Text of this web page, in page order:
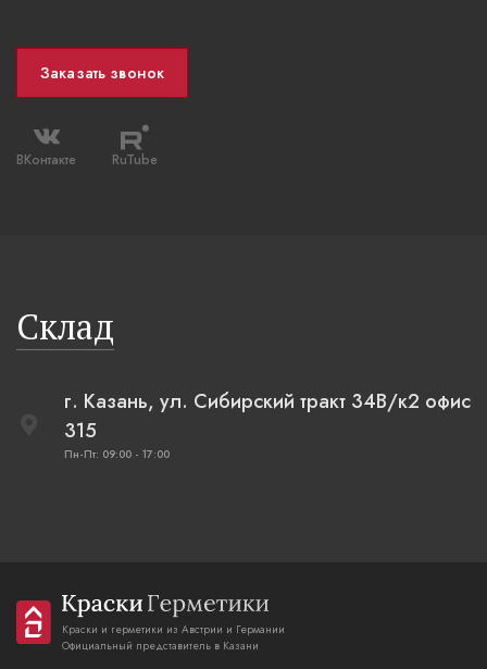
Заказать звонок
ВКонтакте RuTube
Склад
г. Казань, ул. Сибирский тракт 34В/к2 офис
315
Пн-Пт: 09:00 - 17:00
Краски и герметики из Австрии и Германии
Официальный представитель в Казани